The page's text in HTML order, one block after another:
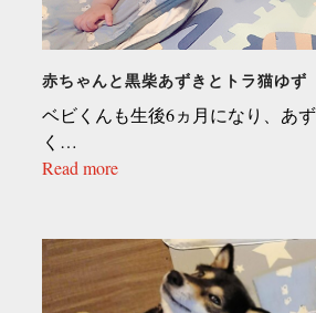
赤ちゃんと黒柴あずきとトラ猫ゆず
ベビくんも生後6ヵ月になり、あ
く…
Read more